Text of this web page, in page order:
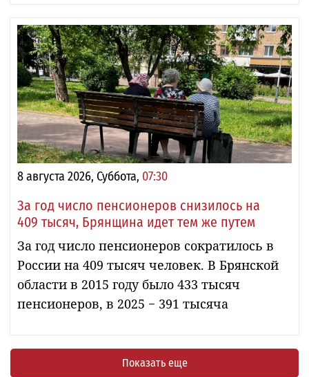
8 августа 2026, Суббота, 07:30
За год число пенсионеров снизилось на
409 тысяч, Брянщина идет тем же путем
За год число пенсионеров сократилось в
России на 409 тысяч человек. В Брянской
области в 2015 году было 433 тысяч
пенсионеров, в 2025 − 391 тысяча
Показать еще